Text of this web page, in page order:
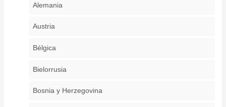
Alemania
Austria
Bélgica
Bielorrusia
Bosnia y Herzegovina